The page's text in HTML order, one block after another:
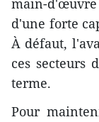
main-
d'une forte
À défaut,
ces secteurs
terme.
Pour